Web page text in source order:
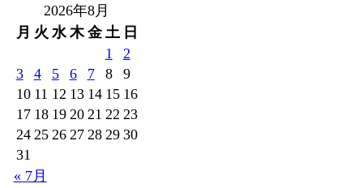
2026年8月
月 火 水 木 金 土 日
1
2
3
4 5 6 7 8
9
10 11 12 13 14 15 16
17 18 19 20 21 22 23
24 25 26 27 28 29 30
31
« 7月